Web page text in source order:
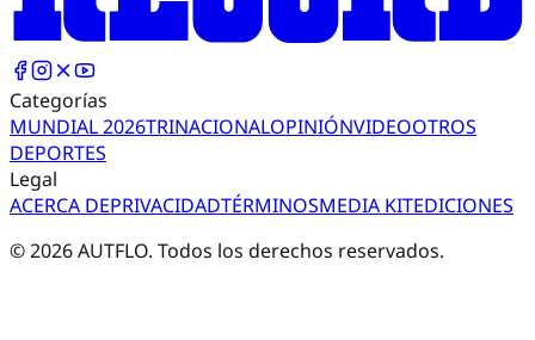
Categorías
MUNDIAL 2026TRINACIONALOPINIÓNVIDEOOTROS
DEPORTES
Legal
ACERCA DEPRIVACIDADTÉRMINOSMEDIA KITEDICIONES
©2026AUTFLO. Todos los derechos reservados.